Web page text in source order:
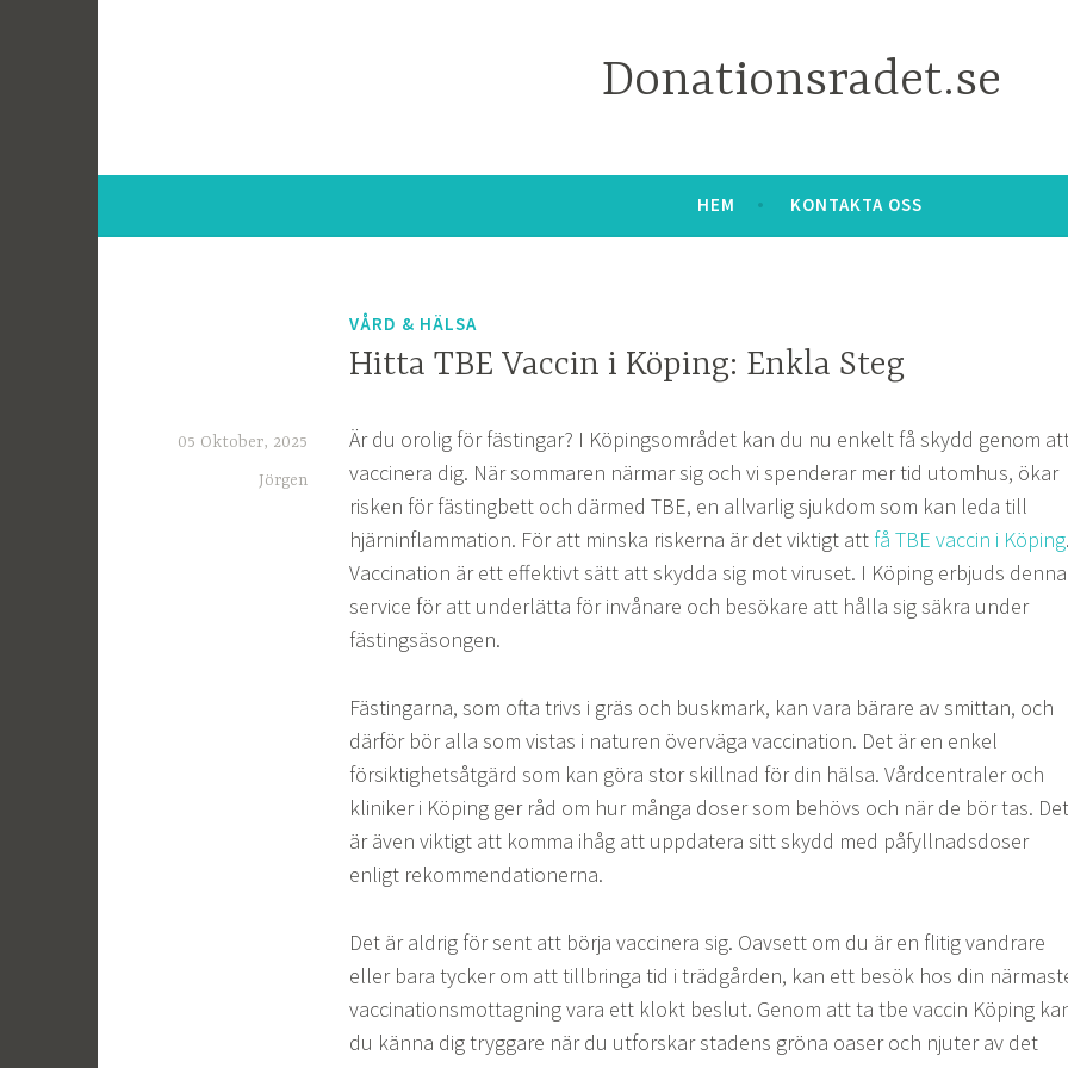
Donationsradet.se
HEM KONTAKTA OSS
VÅRD & HÄLSA
Hitta TBE Vaccin i Köping: Enkla Steg
05 Oktober, 2025
Jörgen
Är du orolig för fästingar? I Köpingsområdet kan du nu enkelt få skydd genom
vaccinera dig. När sommaren närmar sig och vi spenderar mer tid utomhus, ökar
risken för fästingbett och därmed TBE, en allvarlig sjukdom som kan leda till
hjärninflammation. För att minska riskerna är det viktigt att få TBE vaccin i Köping.
Vaccination är ett effektivt sätt att skydda sig mot viruset. I Köping erbjuds denna
service för att underlätta för invånare och besökare att hålla sig säkra under
fästingsäsongen.
Fästingarna, som ofta trivs i gräs och buskmark, kan vara bärare av smittan, och
därför bör alla som vistas i naturen överväga vaccination. Det är en enkel
försiktighetsåtgärd som kan göra stor skillnad för din hälsa. Vårdcentraler och
kliniker i Köping ger råd om hur många doser som behövs och när de bör tas. Det
är även viktigt att komma ihåg att uppdatera sitt skydd med påfyllnadsdoser
enligt rekommendationerna.
Det är aldrig för sent att börja vaccinera sig. Oavsett om du är en flitig vandrare
eller bara tycker om att tillbringa tid i trädgården, kan ett besök hos din
vaccinationsmottagning vara ett klokt beslut. Genom att ta tbe vaccin Köping
du känna dig tryggare när du utforskar stadens gröna oaser och njuter av det